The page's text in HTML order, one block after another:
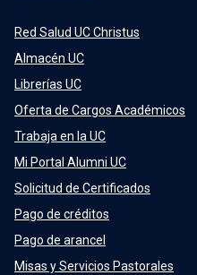
Red Salud UC Christus
Almacén UC
Librerías UC
Oferta de Cargos Académicos
Trabaja en la UC
Mi Portal Alumni UC
Solicitud de Certificados
Pago de créditos
Pago de arancel
Misas y Servicios Pastorales